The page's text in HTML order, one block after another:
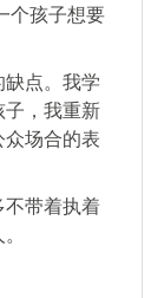
个孩子想要
点。我学
，我重新
场合的表
带着执着